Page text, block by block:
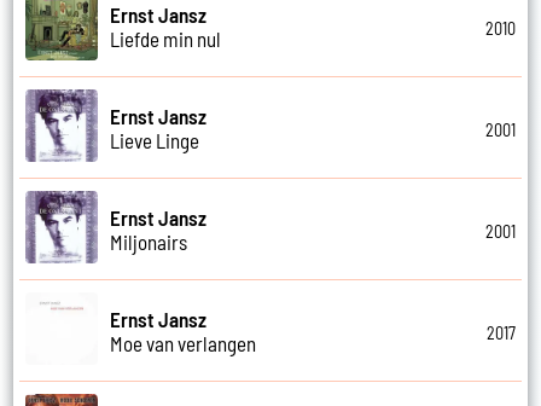
Ernst Jansz
Liefde min nul
2010
Ernst Jansz
Lieve Linge
2001
Ernst Jansz
Miljonairs
2001
Ernst Jansz
Moe van verlangen
2017